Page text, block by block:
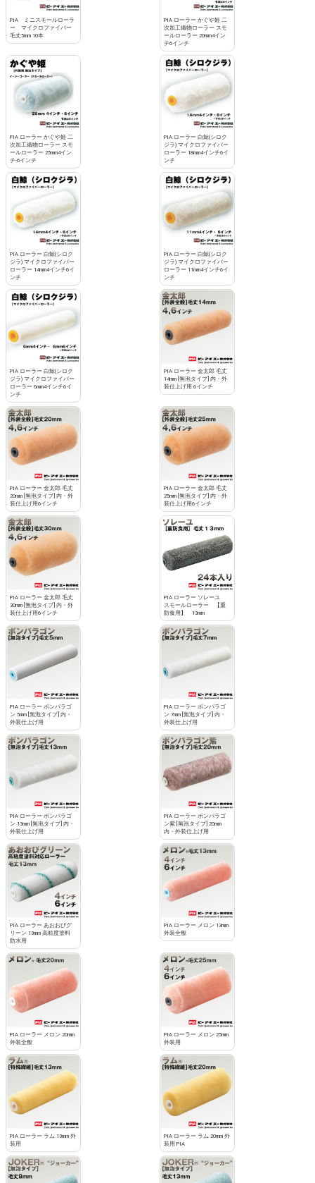
PIA ミニスモールローラ
ー マイクロファイバー
毛丈5mm 10本
PIA ローラー かぐや姫 二
次加工織物ローラー スモ
ールローラー 20mm4イン
チ6インチ
PIA ローラー かぐや姫 二
次加工織物ローラー スモ
ールローラー 25mm4イン
チ-6インチ
PIA ローラー 白鯨(シロク
ジラ) マイクロファイバー
ローラー 18mm4インチ6イ
ンチ
PIA ローラー 白鯨(シロク
ジラ) マイクロファイバー
ローラー 14mm4インチ6イ
ンチ
PIA ローラー 白鯨(シロク
ジラ) マイクロファイバー
ローラー 11mm4インチ6イ
ンチ
PIA ローラー 白鯨(シロク
ジラ) マイクロファイバー
ローラー 6mm4インチ6イ
ンチ
PIA ローラー 金太郎 毛丈
14mm [無泡タイプ] 内・外
装仕上げ用 6インチ
PIA ローラー 金太郎 毛丈
20mm [無泡タイプ] 内・外
装仕上げ用6インチ
PIA ローラー 金太郎 毛丈
25mm [無泡タイプ] 内・外
装仕上げ用6インチ
PIA ローラー 金太郎 毛丈
30mm [無泡タイプ] 内・外
装仕上げ用6インチ
PIA ローラー ソレーユ
スモールローラー 【重
防食用】 13mm
PIA ローラー ボンパラゴ
ン 5mm [無泡タイプ] 内・
外装仕上げ用
PIA ローラー ボンパラゴ
ン 7mm [無泡タイプ] 内・
外装仕上げ用
PIA ローラー ボンパラゴ
ン 13mm [無泡タイプ] 内・
外装仕上げ用
PIA ローラー ボンパラゴ
ン紫 [無泡タイプ] 20mm
内・外装仕上げ用
PIA ローラー あおおびグ
リーン 13mm 高粘度塗料
防水用
PIA ローラー メロン 13mm
外装全般
PIA ローラー メロン 20mm
外装全般
PIA ローラー メロン 25mm
外装用
PIA ローラー ラム 13mm 外
装用
PIA ローラー ラム 20mm 外
装用 PIA